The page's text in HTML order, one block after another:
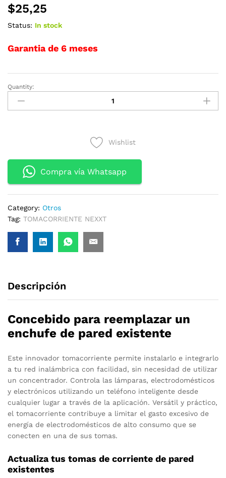
$25,25
Status: In stock
Garantia de 6 meses
TOMACORRIENTE
NEXXT
NHE-
TOMAS
quantity
Quantity:
Wishlist
Compra vía Whatsapp
Category: Otros
Tag: TOMACORRIENTE NEXXT
Descripción
Concebido para reemplazar un
enchufe de pared existente
Este innovador tomacorriente permite instalarlo e integrarlo
a tu red inalámbrica con facilidad, sin necesidad de utilizar
un concentrador. Controla las lámparas, electrodomésticos
y electrónicos utilizando un teléfono inteligente desde
cualquier lugar a través de la aplicación. Versátil y práctico,
el tomacorriente contribuye a limitar el gasto excesivo de
energía de electrodomésticos de alto consumo que se
conecten en una de sus tomas.
Actualiza tus tomas de corriente de pared
existentes